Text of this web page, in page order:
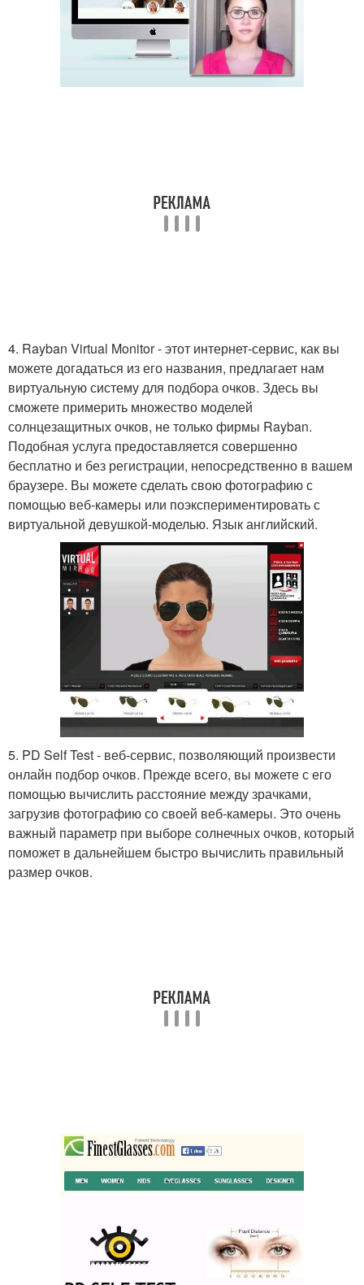
4. Rayban Virtual Monitor - этот интернет-сервис, как вы
можете догадаться из его названия, предлагает нам
виртуальную систему для подбора очков. Здесь вы
сможете примерить множество моделей
солнцезащитных очков, не только фирмы Rayban.
Подобная услуга предоставляется совершенно
бесплатно и без регистрации, непосредственно в вашем
браузере. Вы можете сделать свою фотографию с
помощью веб-камеры или поэкспериментировать с
виртуальной девушкой-моделью. Язык английский.
5. PD Self Test - веб-сервис, позволяющий произвести
онлайн подбор очков. Прежде всего, вы можете с его
помощью вычислить расстояние между зрачками,
загрузив фотографию со своей веб-камеры. Это очень
важный параметр при выборе солнечных очков, который
поможет в дальнейшем быстро вычислить правильный
размер очков.